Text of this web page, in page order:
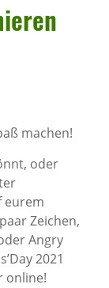
machen!
oder
eurem
Zeichen,
Angry
2021
online!